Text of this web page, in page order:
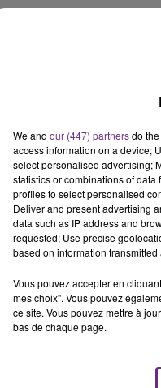
CHU de Reims
devant la faculté
FERME
ville
We and our (447) partnersdo
access information on a device;
select personalised advertising;
statistics or combinations of
profiles to select personalised
Deliver and present advertising
data such as IP address and
requested; Use precise
based on information transmitted
Vous pouvez accepter en
mes choix". Vous pouvez
ce site. Vous pouvez mettre à
bas de chaque page.